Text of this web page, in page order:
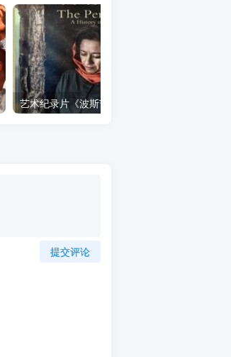
提交评论